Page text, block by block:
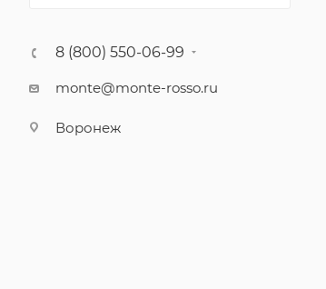
8 (800) 550-06-99
monte@monte-rosso.ru
Воронеж